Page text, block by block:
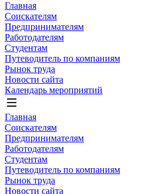
Главная
Соискателям
Предпринимателям
Работодателям
Студентам
Путеводитель по компаниям
Рынок труда
Новости сайта
Календарь мероприятий
Главная
Соискателям
Предпринимателям
Работодателям
Студентам
Путеводитель по компаниям
Рынок труда
Новости сайта